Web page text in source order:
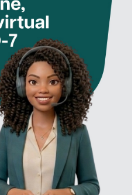
A ‘ALINE’,
VIRTUAL DO
7